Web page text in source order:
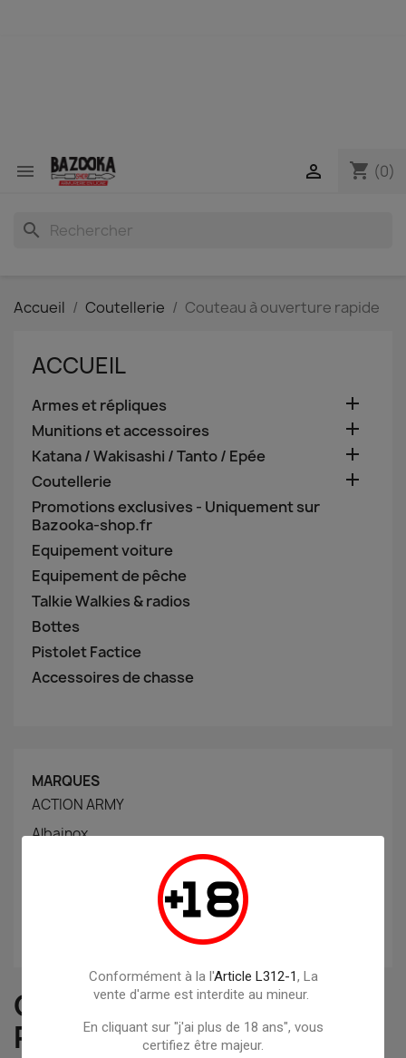
Conformément à la l'Article L312-1, La
vente d'arme est interdite au mineur.
En cliquant sur "j'ai plus de 18 ans", vous
certifiez être majeur.
 shopping_cart (0)

search
Accueil Coutellerie Couteau à ouverture rapide
ACCUEIL
Armes et répliques 
Munitions et accessoires 
Katana / Wakisashi / Tanto / Epée 
Coutellerie 
Promotions exclusives - Uniquement sur
Bazooka-shop.fr
Equipement voiture
Equipement de pêche
Talkie Walkies & radios
Bottes
Pistolet Factice
Accessoires de chasse
MARQUES
ACTION ARMY
Albainox
COUTEAU À OUVERTURE
RAPIDE